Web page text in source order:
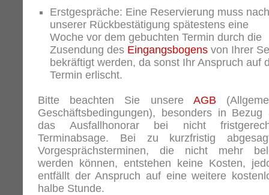
Erstgespräche: Eine Reservierung muss nach
unserer Rückbestätigung spätestens eine
Woche vor dem gebuchten Termin durch die
Zusendung des Eingangsbogens von Ihrer
bekräftigt werden, da sonst Ihr Anspruch auf
Termin erlischt.
Bitte beachten Sie unsere AGB
Geschäftsbedingungen), besonders in Bezug
das Ausfallhonorar bei nicht
Terminabsage. Bei zu kurzfristig
Vorgesprächsterminen, die nicht mehr
werden können, entstehen keine Kosten,
entfällt der Anspruch auf eine weitere
halbe Stunde.